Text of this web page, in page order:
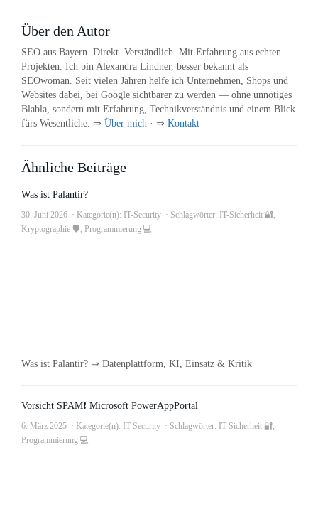
Über den Autor
SEO aus Bayern. Direkt. Verständlich. Mit Erfahrung aus echten
Projekten. Ich bin Alexandra Lindner, besser bekannt als
SEOwoman. Seit vielen Jahren helfe ich Unternehmen, Shops und
Websites dabei, bei Google sichtbarer zu werden — ohne unnötiges
Blabla, sondern mit Erfahrung, Technikverständnis und einem Blick
fürs Wesentliche. ⇒ Über mich · ⇒ Kontakt
Ähnliche Beiträge
Was ist Palantir?
30. Juni 2026 Kategorie(n): IT-Security Schlagwörter: IT-Sicherheit 🔐,
Kryptographie 🛡, Programmierung 💻
Was ist Palantir? ⇒ Datenplattform, KI, Einsatz & Kritik
Vorsicht SPAM❗ Microsoft PowerAppPortal
6. März 2025 Kategorie(n): IT-Security Schlagwörter: IT-Sicherheit 🔐,
Programmierung 💻